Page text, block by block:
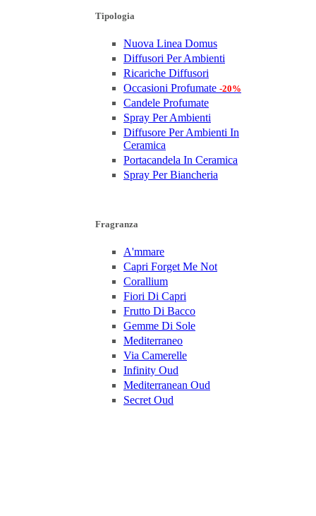
Tipologia
Nuova Linea Domus
Diffusori Per Ambienti
Ricariche Diffusori
Occasioni Profumate -20%
Candele Profumate
Spray Per Ambienti
Diffusore Per Ambienti In
Ceramica
Portacandela In Ceramica
Spray Per Biancheria
Fragranza
A'mmare
Capri Forget Me Not
Corallium
Fiori Di Capri
Frutto Di Bacco
Gemme Di Sole
Mediterraneo
Via Camerelle
Infinity Oud
Mediterranean Oud
Secret Oud